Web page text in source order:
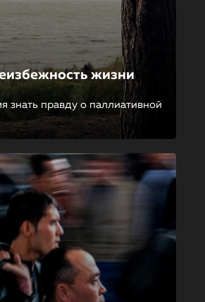
жизни
знать правду о паллиативной